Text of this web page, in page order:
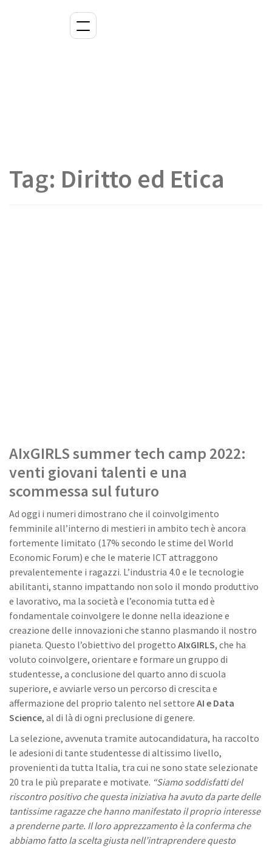
Tag: Diritto ed Etica
AIxGIRLS summer tech camp 2022:
venti giovani talenti e una
scommessa sul futuro
Ad oggi i numeri dimostrano che il coinvolgimento
femminile all’interno di mestieri in ambito tech è ancora
fortemente limitato (17% secondo le stime del World
Economic Forum) e che le materie ICT attraggono
prevalentemente i ragazzi. L’industria 4.0 e le tecnologie
abilitanti, stanno impattando non solo il mondo produttivo
e lavorativo, ma la società e l’economia tutta ed è
fondamentale coinvolgere le donne nella ideazione e
creazione delle innovazioni che stanno plasmando il nostro
pianeta. Questo l’obiettivo del progetto AIxGIRLS, che ha
voluto coinvolgere, orientare e formare un gruppo di
studentesse, a conclusione del quarto anno di scuola
superiore, e avviarle verso un percorso di crescita e
affermazione del proprio talento nel settore AI e Data
Science, al di là di ogni preclusione di genere.
La selezione, avvenuta tramite autocandidatura, ha raccolto
le adesioni di tante studentesse di altissimo livello,
provenienti da tutta Italia, tra cui ne sono state selezionate
20 tra le più preparate e motivate. “Siamo soddisfatti del
riscontro positivo che questa iniziativa ha avuto da parte delle
tantissime ragazze che hanno manifestato il proprio interesse
a prenderne parte. Il loro apprezzamento è la conferma che
abbiamo fatto la scelta giusta nell’intraprendere questo